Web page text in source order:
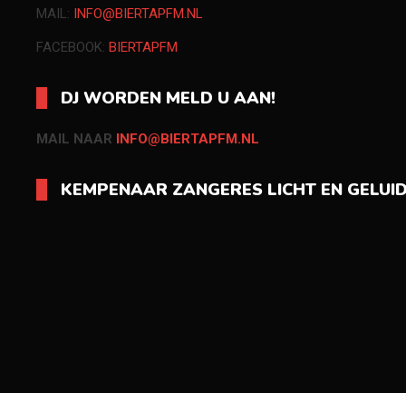
MAIL: INFO@BIERTAPFM.NL
FACEBOOK: BIERTAPFM
DJ WORDEN MELD U AAN!
MAIL NAAR INFO@BIERTAPFM.NL
KEMPENAAR ZANGERES LICHT EN